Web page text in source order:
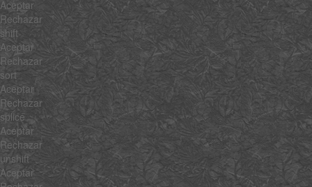
Aceptar
Rechazar
shift
Aceptar
Rechazar
sort
Aceptar
Rechazar
splice
Aceptar
Rechazar
unshift
Aceptar